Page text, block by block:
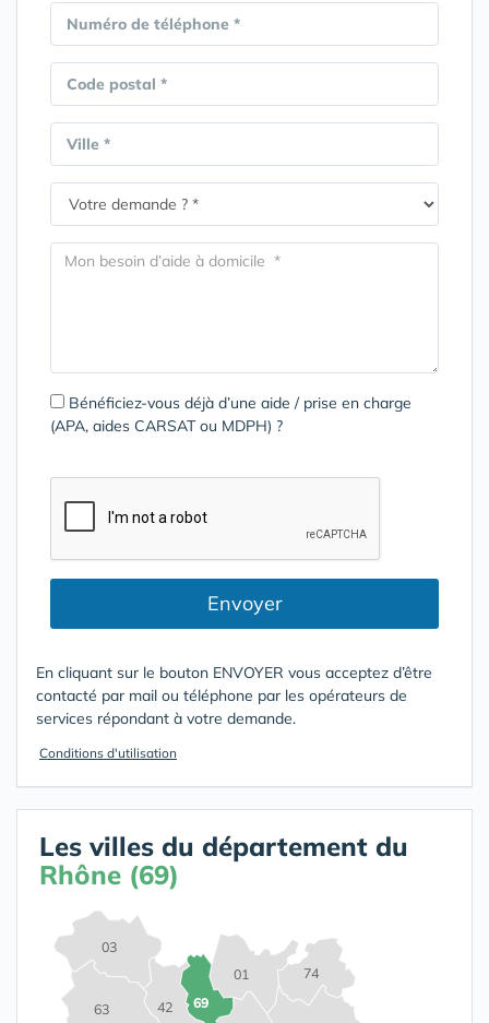
Numéro de téléphone *
Code postal *
Ville *
Bénéficiez-vous déjà d’une aide / prise en charge
(APA, aides CARSAT ou MDPH) ?
Envoyer
En cliquant sur le bouton ENVOYER vous acceptez d’être
contacté par mail ou téléphone par les opérateurs de
services répondant à votre demande.
Conditions d'utilisation
Les villes du département du
Rhône (69)
01
03
42
63
69
74